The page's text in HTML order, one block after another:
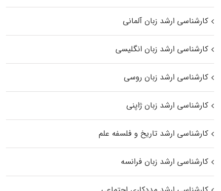
کارشناسی ارشد زبان آلمانی
کارشناسی ارشد زبان انگلیسی
کارشناسی ارشد زبان روسی
کارشناسی ارشد زبان ژاپنی
کارشناسی ارشد تاریخ و فلسفه علم
کارشناسی ارشد زبان فرانسه